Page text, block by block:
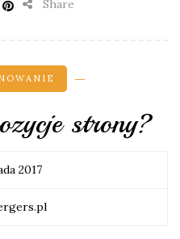
Share
strony?
2017